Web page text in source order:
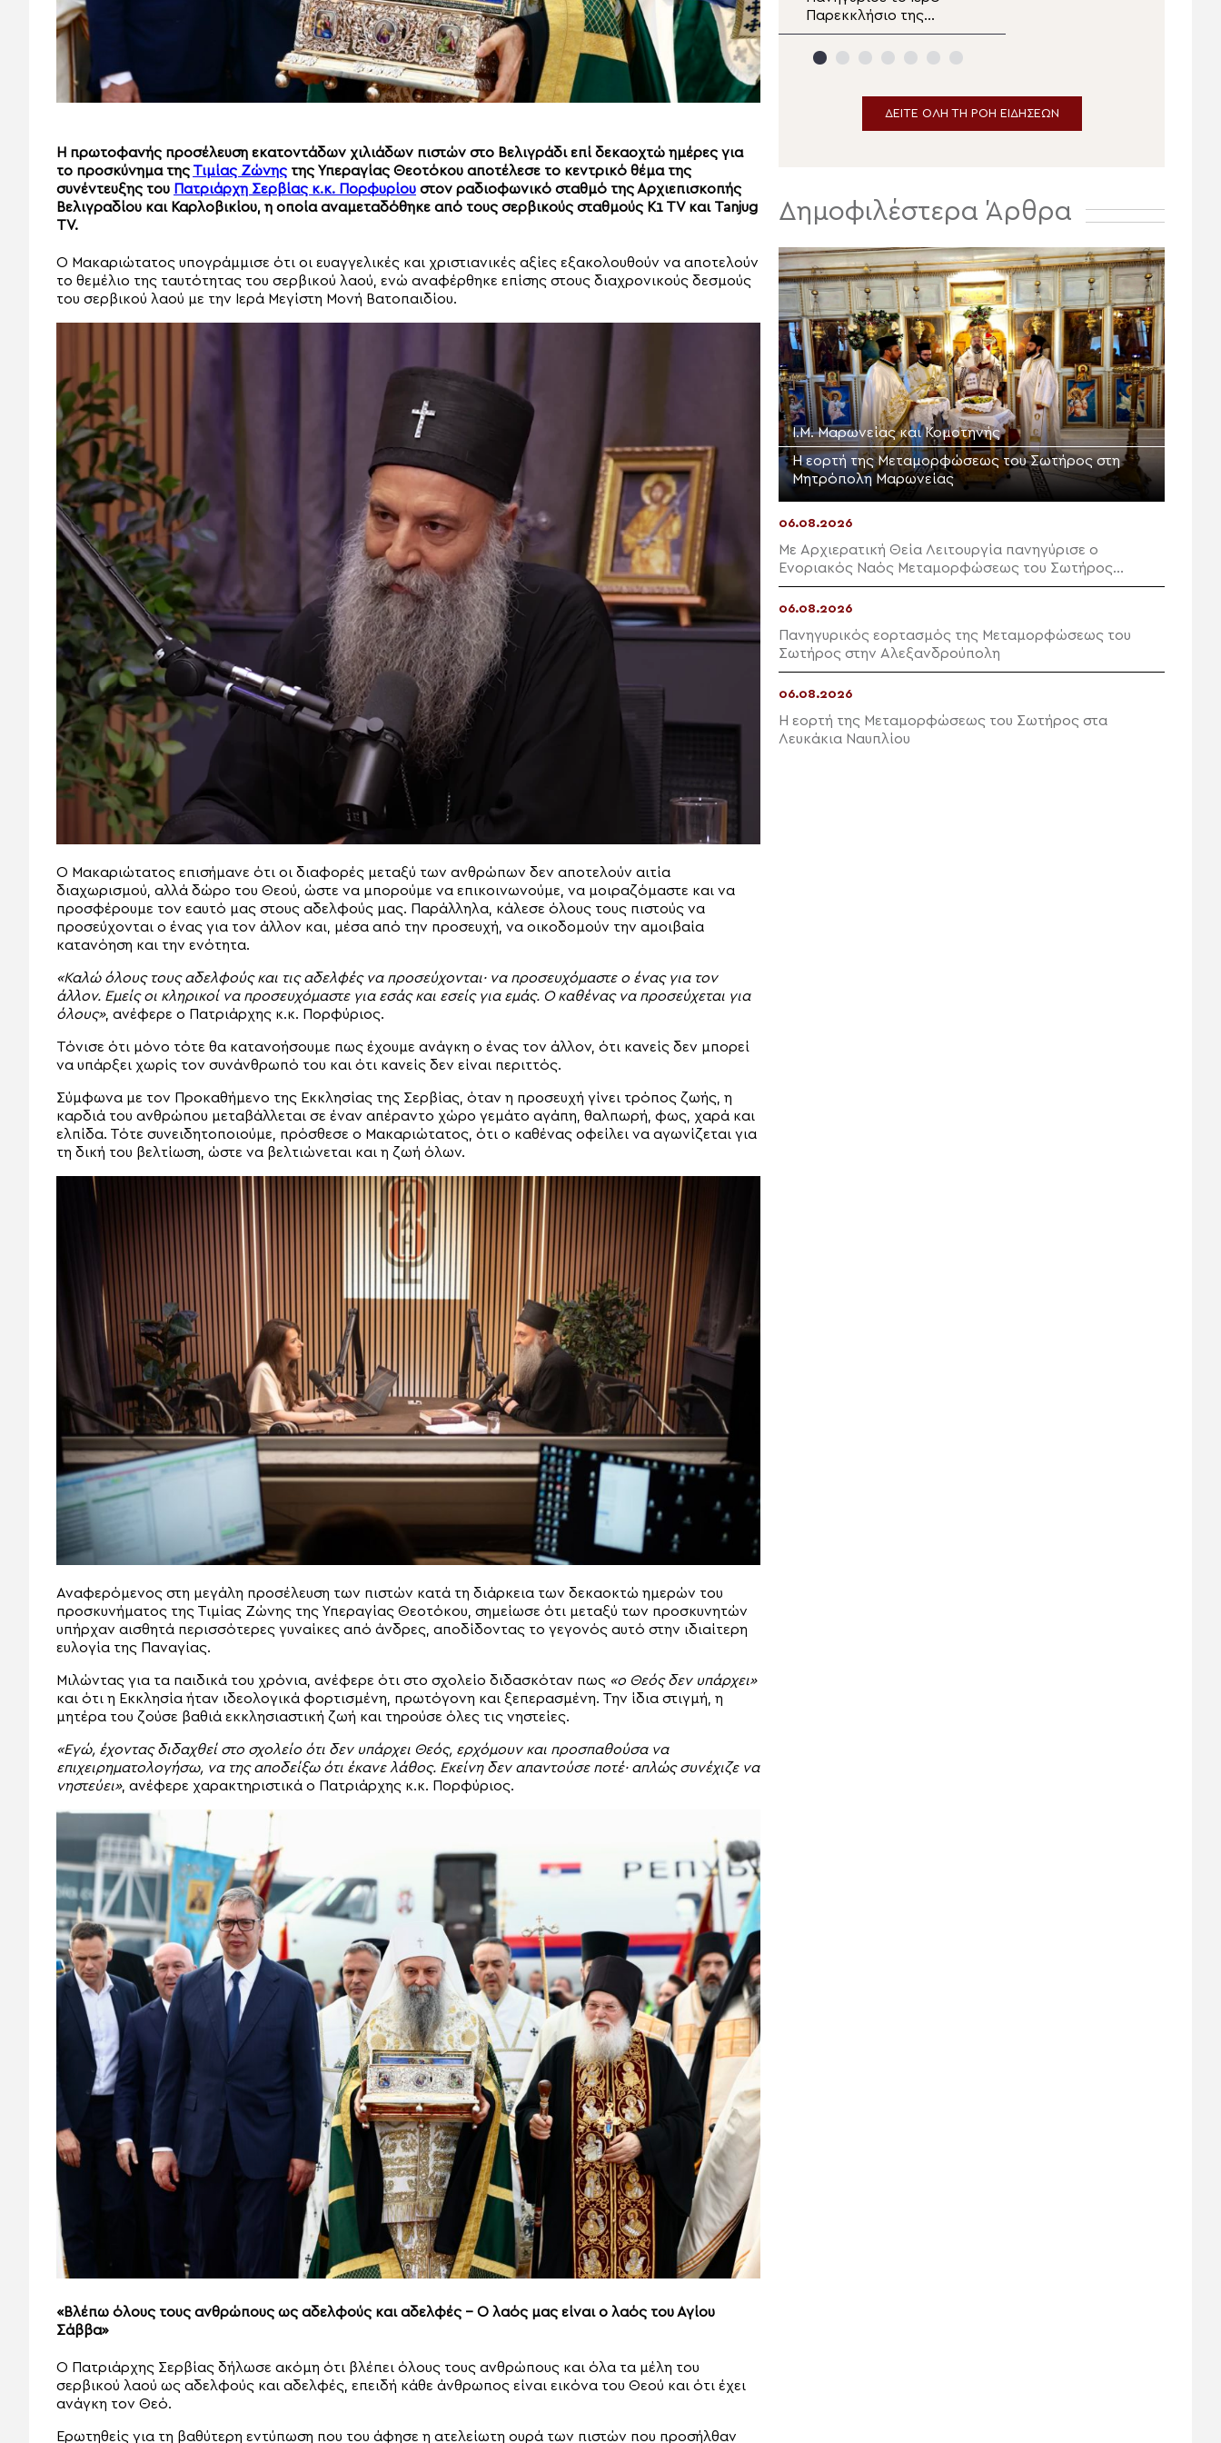
Η πρωτοφανής προσέλευση εκατοντάδων χιλιάδων πιστών στο Βελιγράδι επί δεκαοχτώ ημέρες για
το προσκύνημα της Τιμίας Ζώνης της Υπεραγίας Θεοτόκου αποτέλεσε το κεντρικό θέμα της
συνέντευξης του Πατριάρχη Σερβίας κ.κ. Πορφυρίου στον ραδιοφωνικό σταθμό της Αρχιεπισκοπής
Βελιγραδίου και Καρλοβικίου, η οποία αναμεταδόθηκε από τους σερβικούς σταθμούς K1 TV και Tanjug
TV.
Ο Μακαριώτατος υπογράμμισε ότι οι ευαγγελικές και χριστιανικές αξίες εξακολουθούν να αποτελούν
το θεμέλιο της ταυτότητας του σερβικού λαού, ενώ αναφέρθηκε επίσης στους διαχρονικούς δεσμούς
του σερβικού λαού με την Ιερά Μεγίστη Μονή Βατοπαιδίου.
Ο Μακαριώτατος επισήμανε ότι οι διαφορές μεταξύ των ανθρώπων δεν αποτελούν αιτία
διαχωρισμού, αλλά δώρο του Θεού, ώστε να μπορούμε να επικοινωνούμε, να μοιραζόμαστε και να
προσφέρουμε τον εαυτό μας στους αδελφούς μας. Παράλληλα, κάλεσε όλους τους πιστούς να
προσεύχονται ο ένας για τον άλλον και, μέσα από την προσευχή, να οικοδομούν την αμοιβαία
κατανόηση και την ενότητα.
«Καλώ όλους τους αδελφούς και τις αδελφές να προσεύχονται· να προσευχόμαστε ο ένας για τον
άλλον. Εμείς οι κληρικοί να προσευχόμαστε για εσάς και εσείς για εμάς. Ο καθένας να προσεύχεται για
όλους», ανέφερε ο Πατριάρχης κ.κ. Πορφύριος.
Τόνισε ότι μόνο τότε θα κατανοήσουμε πως έχουμε ανάγκη ο ένας τον άλλον, ότι κανείς δεν μπορεί
να υπάρξει χωρίς τον συνάνθρωπό του και ότι κανείς δεν είναι περιττός.
Σύμφωνα με τον Προκαθήμενο της Εκκλησίας της Σερβίας, όταν η προσευχή γίνει τρόπος ζωής, η
καρδιά του ανθρώπου μεταβάλλεται σε έναν απέραντο χώρο γεμάτο αγάπη, θαλπωρή, φως, χαρά και
ελπίδα. Τότε συνειδητοποιούμε, πρόσθεσε ο Μακαριώτατος, ότι ο καθένας οφείλει να αγωνίζεται για
τη δική του βελτίωση, ώστε να βελτιώνεται και η ζωή όλων.
Αναφερόμενος στη μεγάλη προσέλευση των πιστών κατά τη διάρκεια των δεκαοκτώ ημερών του
προσκυνήματος της Τιμίας Ζώνης της Υπεραγίας Θεοτόκου, σημείωσε ότι μεταξύ των προσκυνητών
υπήρχαν αισθητά περισσότερες γυναίκες από άνδρες, αποδίδοντας το γεγονός αυτό στην ιδιαίτερη
ευλογία της Παναγίας.
Μιλώντας για τα παιδικά του χρόνια, ανέφερε ότι στο σχολείο διδασκόταν πως «ο Θεός δεν υπάρχει»
και ότι η Εκκλησία ήταν ιδεολογικά φορτισμένη, πρωτόγονη και ξεπερασμένη. Την ίδια στιγμή, η
μητέρα του ζούσε βαθιά εκκλησιαστική ζωή και τηρούσε όλες τις νηστείες.
«Εγώ, έχοντας διδαχθεί στο σχολείο ότι δεν υπάρχει Θεός, ερχόμουν και προσπαθούσα να
επιχειρηματολογήσω, να της αποδείξω ότι έκανε λάθος. Εκείνη δεν απαντούσε ποτέ· απλώς συνέχιζε να
νηστεύει», ανέφερε χαρακτηριστικά ο Πατριάρχης κ.κ. Πορφύριος.
«Βλέπω όλους τους ανθρώπους ως αδελφούς και αδελφές – Ο λαός μας είναι ο λαός του Αγίου
Σάββα»
Ο Πατριάρχης Σερβίας δήλωσε ακόμη ότι βλέπει όλους τους ανθρώπους και όλα τα μέλη του
σερβικού λαού ως αδελφούς και αδελφές, επειδή κάθε άνθρωπος είναι εικόνα του Θεού και ότι έχει
ανάγκη τον Θεό.
Ερωτηθείς για τη βαθύτερη εντύπωση που του άφησε η ατελείωτη ουρά των πιστών που προσήλθαν
Μητροπολιτικός Ιερός
Ναός Μεταμορφώσεως
του Σωτήρος Ναούσης
Παρεκκλήσιο της
Μεταμορφώσεως στις
Κατασκηνώσεις
ΔΕΙΤΕ ΟΛΗ ΤΗ ΡΟΗ ΕΙΔΗΣΕΩΝ
Δημοφιλέστερα Άρθρα
Ι.Μ. Μαρωνείας και Κομοτηνής
Η εορτή της Μεταμορφώσεως του Σωτήρος στη
Μητρόπολη Μαρωνείας
06.08.2026
Με Αρχιερατική Θεία Λειτουργία πανηγύρισε ο
Ενοριακός Ναός Μεταμορφώσεως του Σωτήρος
Μαλλών Ιεράπετρας
06.08.2026
Πανηγυρικός εορτασμός της Μεταμορφώσεως του
Σωτήρος στην Αλεξανδρούπολη
06.08.2026
Η εορτή της Μεταμορφώσεως του Σωτήρος στα
Λευκάκια Ναυπλίου